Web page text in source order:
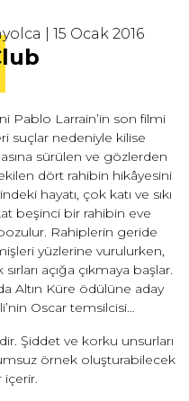
| 15 Ocak 2016
Pablo Larrain’in son filmi
suçlar nedeniyle kilise
sürülen ve gözlerden
dört rahibin hikâyesini
hayatı, çok katı ve sıkı
beşinci bir rahibin eve
Rahiplerin geride
yüzlerine vurulurken,
açığa çıkmaya başlar.
Altın Küre ödülüne aday
Oscar temsilcisi…
Şiddet ve korku unsurları
örnek oluşturabilecek
içerir.